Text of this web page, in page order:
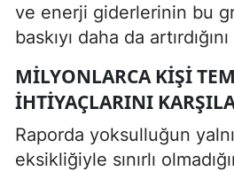
ve enerji giderlerinin bu
baskıyı daha da
MILYONLARCA KIŞI
IHTIYAÇLARINI
Raporda yoksulluğun
eksikliğiyle sınırlı